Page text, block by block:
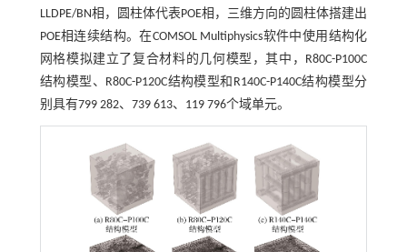
LLDPE/BN相，圆柱体代表POE相，三维方向的圆柱体搭建出
POE相连续结构。在COMSOL Multiphysics软件中使用结构化
网格模拟建立了复合材料的几何模型，其中，R80C-P100C
结构模型、R80C-P120C结构模型和R140C-P140C结构模型分
别具有799 282、739 613、119 796个域单元。